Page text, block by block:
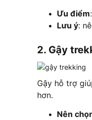
Ưu điểm
Lưu ý:
2. Gậy
Gậy hỗ trợ
hơn.
Nên